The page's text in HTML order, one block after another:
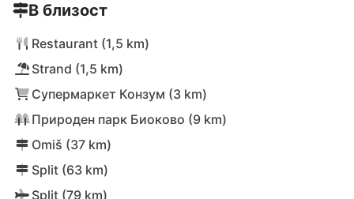
В близост
Restaurant (1,5 km)
Strand (1,5 km)
Супермаркет Конзум (3 km)
Природен парк Биоково (9 km)
Omiš (37 km)
Split (63 km)
Split (79 km)